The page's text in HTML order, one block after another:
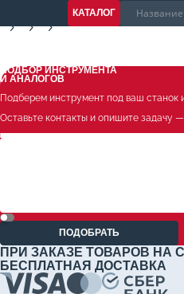
КАТАЛОГ
ПОДБОР ИНСТРУМЕНТА
И АНАЛОГОВ
Подберем инструмент под ваш станок
Оставьте контакты и опишите задачу
ПОДОБРАТЬ
ПРИ ЗАКАЗЕ ТОВАРОВ НА
БЕСПЛАТНАЯ ДОСТАВКА